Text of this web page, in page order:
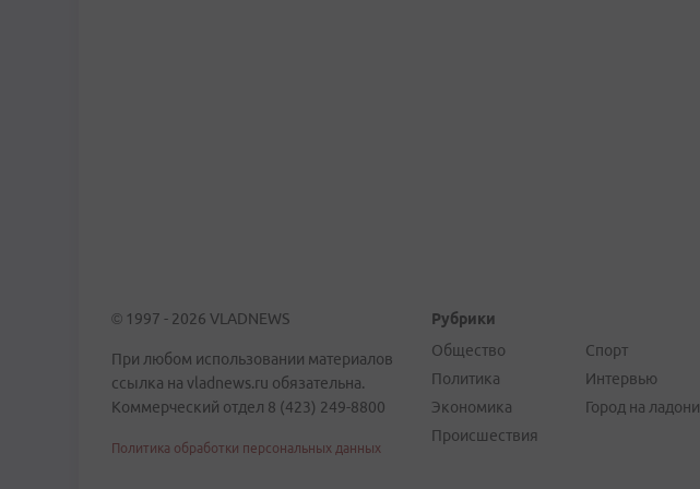
© 1997 - 2026 VLADNEWS
При любом использовании материалов
ссылка на vladnews.ru обязательна.
Коммерческий отдел 8 (423) 249-8800
Политика обработки персональных данных
Рубрики
Общество
Политика
Экономика
Происшествия
Спорт
Интервью
Город на ладони